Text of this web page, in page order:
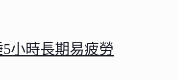
小時長期易疲勞